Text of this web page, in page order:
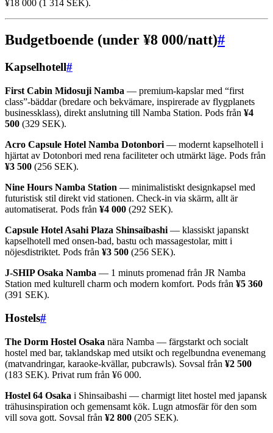
¥18 000 (1 314 SEK).
Budgetboende (under ¥8 000/natt)#
Kapselhotell#
First Cabin Midosuji Namba — premium-kapslar med “first
class”-bäddar (bredare och bekvämare, inspirerade av flygplanets
businessklass), direkt anslutning till Namba Station. Pods från ¥4
500 (329 SEK).
Acro Capsule Hotel Namba Dotonbori — modernt kapselhotell i
hjärtat av Dotonbori med rena faciliteter och utmärkt läge. Pods från
¥3 500 (256 SEK).
Nine Hours Namba Station — minimalistiskt designkapsel med
futuristisk stil direkt vid stationen. Check-in via skärm, allt är
automatiserat. Pods från ¥4 000 (292 SEK).
Capsule Hotel Asahi Plaza Shinsaibashi — klassiskt japanskt
kapselhotell med onsen-bad, bastu och massagestolar, mitt i
nöjesdistriktet. Pods från ¥3 500 (256 SEK).
J-SHIP Osaka Namba — 1 minuts promenad från JR Namba
Station med kulturell charm och modern komfort. Pods från ¥5 360
(391 SEK).
Hostels#
The Dorm Hostel Osaka nära Namba — färgstarkt och socialt
hostel med bar, taklandskap med utsikt och regelbundna evenemang
(matvandringar, karaoke-kvällar, pubcrawls). Sovsal från ¥2 500
(183 SEK). Privat rum från ¥6 000.
Hostel 64 Osaka i Shinsaibashi — charmigt litet hostel med japansk
trähusinspiration och gemensamt kök. Lugn atmosfär för den som
vill sova gott. Sovsal från ¥2 800 (205 SEK).